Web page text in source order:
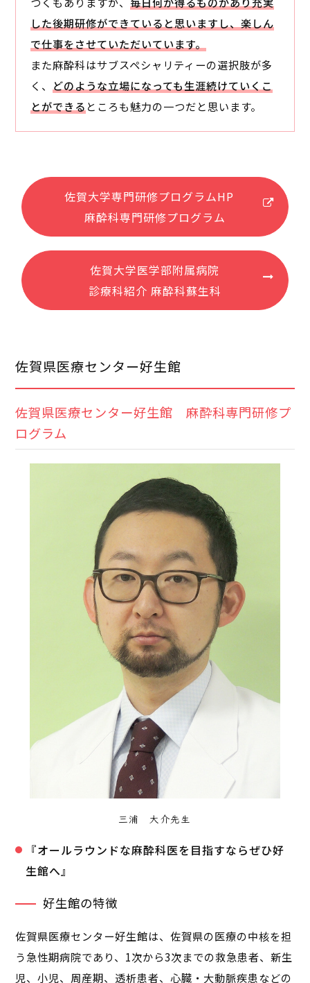
した後期研修ができていると思いますし、楽しん
で仕事をさせていただいています。
また麻酔科はサブスペシャリティーの選択肢が多
く、 どのような立場になっても生涯続けていくこ
とができるところも魅力の一つだと思います。
佐賀大学専門研修プログラムHP
麻酔科専門研修プログラム
佐賀大学医学部附属病院
診療科紹介 麻酔科蘇生科
佐賀県医療センター好生館
佐賀県医療センター好生館 麻酔科専門研修プ
ログラム
三浦 大介先生
『オールラウンドな麻酔科医を目指すならぜひ好
生館へ』
好生館の特徴
佐賀県医療センター好生館は、佐賀県の医療の中核を担
う急性期病院であり、1次から3次までの救急患者、新生
児、小児、周産期、透析患者、心臓・大動脈疾患などの